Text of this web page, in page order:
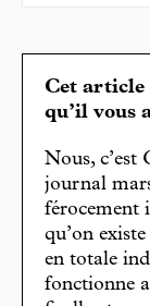
Cet article
qu’il vous
Nous, c’est
journal
férocement
qu’on
en totale
fonctionne